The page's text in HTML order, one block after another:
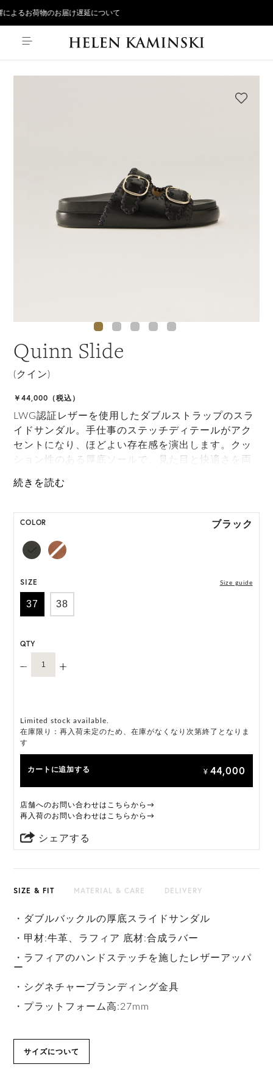
よるお荷物のお届け遅延について
Quinn Slide
(クイン)
￥44,000（税込）
LWG認証レザーを使用したダブルストラップのスラ
イドサンダル。手仕事のステッチディテールがアク
セントになり、ほどよい存在感を演出します。クッ
ション性のある厚底ソールで、見た目と快適さを両
CM
22.7 23.3 24 24.7 25.3
解ください。
*輸送等に伴い、外箱に汚れや傷が生じる場合がございます。予めご
COLOR ブラック
SIZE Size guide
37 38
QTY
Limited stock available.
在庫限り：再入荷未定のため、在庫がなくなり次第終了となりま
す
カートに追加する ¥ 44,000
店舗へのお問い合わせはこちらから→
再入荷のお問い合わせはこちらから→
シェアする
SIZE & FIT MATERIAL & CARE DELIVERY
・ダブルバックルの厚底スライドサンダル
・甲材:牛革、ラフィア 底材:合成ラバー
・ラフィアのハンドステッチを施したレザーアッパ
ー
・シグネチャーブランディング金具
・プラットフォーム高:27mm
サイズについて